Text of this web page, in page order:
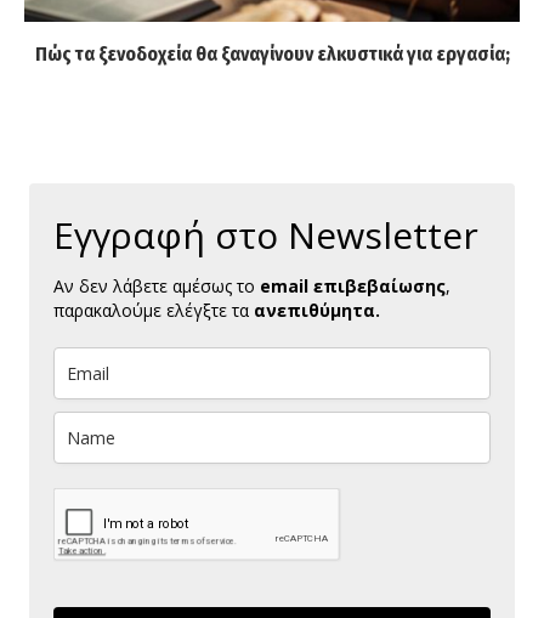
Πώς τα ξενοδοχεία θα ξαναγίνουν ελκυστικά για εργασία;
Εγγραφή στο Newsletter
Αν δεν λάβετε αμέσως το email επιβεβαίωσης,
παρακαλούμε ελέγξτε τα ανεπιθύμητα.